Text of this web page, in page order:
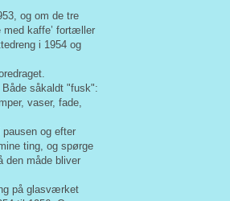
og om de tre
med kaffe’ fortæller
i 1954 og
Både såkaldt "fusk":
vaser, fade,
og efter
ting, og spørge
den måde bliver
på glasværket